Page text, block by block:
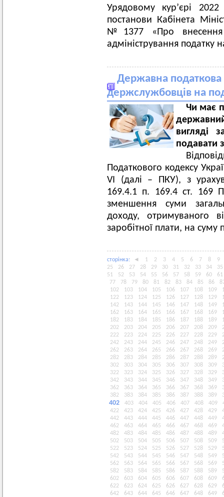
Урядовому кур’єрі
постанови Кабінета
№1377 «Про внесення
адміністрування податку
Державна
держслужбовців на
Чи має
вигляді
подавати
Податкового кодексу
VI (далі – ПКУ), з
169.4.1 п. 169.4 ст. 169
зменшення суми
доходу, отримуваного
заробітної плати, на суму
сторiнка: ◄ 1 2 3 4 5 6 7 8
9
25
26 27 28 29 30 31 32 33 34
35
51
52 53 54 55 56 57 58 59 60
61
77
78 79 80 81 82 83 84 85 86
102
103 104 105 106 107 108 109
122
123 124 125 126 127 128 129
142
143 144 145 146 147 148 149
162
163 164 165 166 167 168 169
182
183 184 185 186 187 188 189
202
203 204 205 206 207 208 209
222
223 224 225 226 227 228 229
242
243 244 245 246 247 248 249
262
263 264 265 266 267 268 269
282
283 284 285 286 287 288 289
302
303 304 305 306 307 308 309
322
323 324 325 326 327 328 329
342
343 344 345 346 347 348 349
362
363 364 365 366 367 368 369
382
383 384 385 386 387 388 389
402 403 404 405 406 407 408 409
422
423 424 425 426 427 428 429
442
443 444 445 446 447 448 449
462
463 464 465 466 467 468 469
482
483 484 485 486 487 488 489
502
503 504 505 506 507 508 509
522
523 524 525 526 527 528 529
542
543 544 545 546 547 548 549
562
563 564 565 566 567 568 569
582
583 584 585 586 587 588 589
602
603 604 605 606 607 608 609
622
623 624 625 626 627 628 629
642
643 644 645 646 647 648 649